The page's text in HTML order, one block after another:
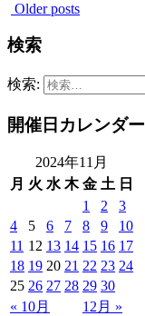
Older posts
検索
検索:
開催日カレンダー
2024年11月
月 火 水 木 金 土 日
« 10月 12月 »
1 2
3
4
5 6 7 8 9
10
11 12 13 14 15 16 17
18 19 20 21 22 23 24
25 26 27 28 29 30